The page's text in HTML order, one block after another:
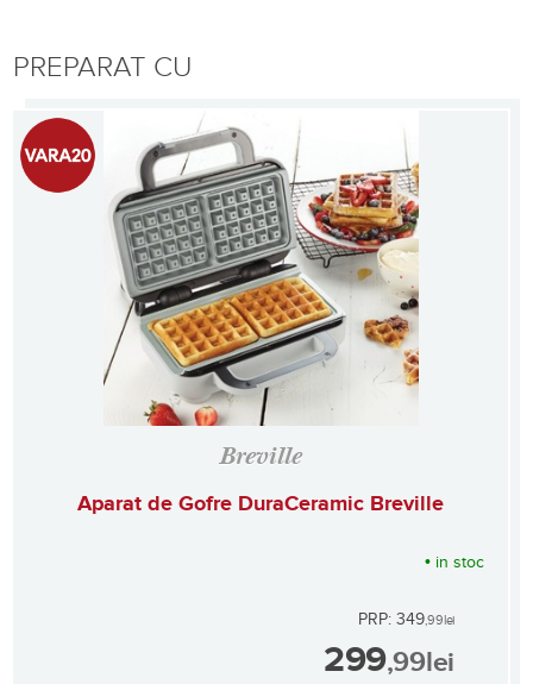
PREPARAT CU
Breville
Aparat de Gofre DuraCeramic Breville
• in stoc
PRP: 349,99lei
299,99lei